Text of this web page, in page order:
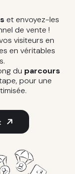
et envoyez-les
de vente !
visiteurs en
en véritables
du parcours
pour une